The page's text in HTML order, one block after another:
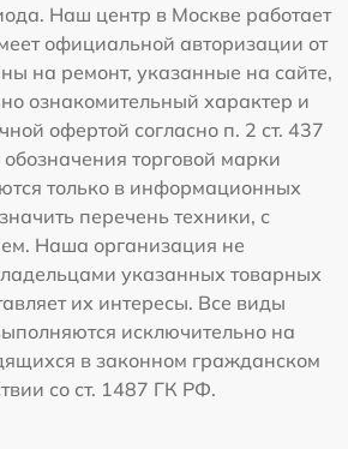
Наш центр в Москве работает
официальной авторизации от
на ремонт, указанные на сайте,
ознакомительный характер и
офертой согласно п. 2 ст. 437
торговой марки
только в информационных
перечень техники, с
Наша организация не
указанных товарных
их интересы. Все виды
исключительно на
в законном гражданском
со ст. 1487 ГК РФ.